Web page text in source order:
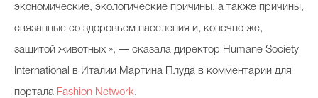
экономические, экологические причины, а также причины,
связанные со здоровьем населения и, конечно же,
защитой животных », — сказала директор Humane Society
International в Италии Мартина Плуда в комментарии для
портала Fashion Network.